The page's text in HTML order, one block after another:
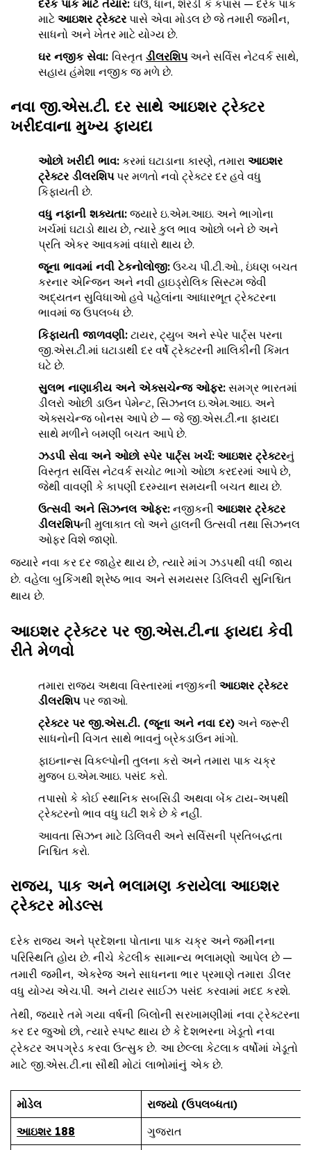
દરેક પાક માટે તૈયાર: ઘઉં, ધાન, શેરડી કે કપાસ — દરેક પાક
માટે આઇશર ટ્રેક્ટરપાસે એવા મોડલ છે જે તમારી જમીન,
સાધનો અને ખેતર માટે યોગ્ય છે.
ઘર નજીક સેવા: વિસ્તૃત ડીલરશિપઅને સર્વિસ નેટવર્ક સાથે,
સહાય હંમેશા નજીક જ મળે છે.
નવા જી.એસ.ટી. દર સાથે આઇશર ટ્રેક્ટર
ખરીદવાના મુખ્ય ફાયદા
ઓછો ખરીદી ભાવ: કરમાં ઘટાડાના કારણે, તમારા આઇશર
ટ્રેક્ટર ડીલરશિપપર મળતો નવો ટ્રેક્ટર દર હવે વધુ
કિફાયતી છે.
વધુ નફાની શક્યતા: જ્યારે ઇ.એમ.આઇ. અને ભાગોના
ખર્ચમાં ઘટાડો થાય છે, ત્યારે કુલ ભાવ ઓછો બને છે અને
પ્રતિ એકર આવકમાં વધારો થાય છે.
જૂના ભાવમાં નવી ટેકનોલોજી: ઉચ્ચ પી.ટી.ઓ., ઇંધણ બચત
કરનાર એન્જિન અને નવી હાઇડ્રોલિક સિસ્ટમ જેવી
અદ્યતન સુવિધાઓ હવે પહેલાંના આધારભૂત ટ્રેક્ટરના
ભાવમાં જ ઉપલબ્ધ છે.
કિફાયતી જાળવણી: ટાયર, ટ્યુબ અને સ્પેર પાર્ટ્સ પરના
જી.એસ.ટી.માં ઘટાડાથી દર વર્ષે ટ્રેક્ટરની માલિકીની કિંમત
ઘટે છે.
સુલભ નાણાકીય અને એક્સચેન્જ ઓફર: સમગ્ર ભારતમાં
ડીલરો ઓછી ડાઉન પેમેન્ટ, સિઝનલ ઇ.એમ.આઇ. અને
એક્સચેન્જ બોનસ આપે છે — જે જી.એસ.ટી.ના ફાયદા
સાથે મળીને બમણી બચત આપે છે.
ઝડપી સેવા અને ઓછો સ્પેર પાર્ટ્સ ખર્ચ: આઇશર ટ્રેક્ટરનું
વિસ્તૃત સર્વિસ નેટવર્ક સચોટ ભાગો ઓછા કરદરમાં આપે છે,
જેથી વાવણી કે કાપણી દરમ્યાન સમયની બચત થાય છે.
ઉત્સવી અને સિઝનલ ઓફર: નજીકની આઇશર ટ્રેક્ટર
ડીલરશિપની મુલાકાત લો અને હાલની ઉત્સવી તથા સિઝનલ
ઓફર વિશે જાણો.
જ્યારે નવા કર દર જાહેર થાય છે, ત્યારે માંગ ઝડપથી વધી જાય
છે. વહેલા બુકિંગથી શ્રેષ્ઠ ભાવ અને સમયસર ડિલિવરી સુનિશ્ચિત
થાય છે.
આઇશર ટ્રેક્ટર પર જી.એસ.ટી.ના ફાયદા કેવી
રીતે મેળવો
તમારા રાજ્ય અથવા વિસ્તારમાં નજીકની આઇશર ટ્રેક્ટર
ડીલરશિપપર જાઓ.
ટ્રેક્ટર પર જી.એસ.ટી. (જૂના અને નવા દર) અને જરૂરી
સાધનોની વિગત સાથે ભાવનું બ્રેકડાઉન માંગો.
ફાઇનાન્સ વિકલ્પોની તુલના કરો અને તમારા પાક ચક્ર
મુજબ ઇ.એમ.આઇ. પસંદ કરો.
તપાસો કે કોઈ સ્થાનિક સબસિડી અથવા બેંક ટાય-અપથી
ટ્રેક્ટરનો ભાવ વધુ ઘટી શકે છે કે નહીં.
આવતા સિઝન માટે ડિલિવરી અને સર્વિસની પ્રતિબદ્ધતા
નિશ્ચિત કરો.
રાજ્ય, પાક અને ભલામણ કરાયેલા આઇશર
ટ્રેક્ટર મોડલ્સ
દરેક રાજ્ય અને પ્રદેશના પોતાના પાક ચક્ર અને જમીનના
પરિસ્થિતિ હોય છે. નીચે કેટલીક સામાન્ય ભલામણો આપેલ છે —
તમારી જમીન, એકરેજ અને સાધનના ભાર પ્રમાણે તમારા ડીલર
વધુ યોગ્ય એચ.પી. અને ટાયર સાઈઝ પસંદ કરવામાં મદદ કરશે.
તેથી, જ્યારે તમે ગયા વર્ષની બિલોની સરખામણીમાં નવા ટ્રેક્ટરના
કર દર જુઓ છો, ત્યારે સ્પષ્ટ થાય છે કે દેશભરના ખેડૂતો નવા
ટ્રેક્ટર અપગ્રેડ કરવા ઉત્સુક છે. આ છેલ્લા કેટલાક વર્ષોમાં ખેડૂતો
માટે જી.એસ.ટી.ના સૌથી મોટાં લાભોમાંનું એક છે.
મોડેલ રાજ્યો (ઉપલબ્ધતા)
આઇશર 188
ગુજરાત